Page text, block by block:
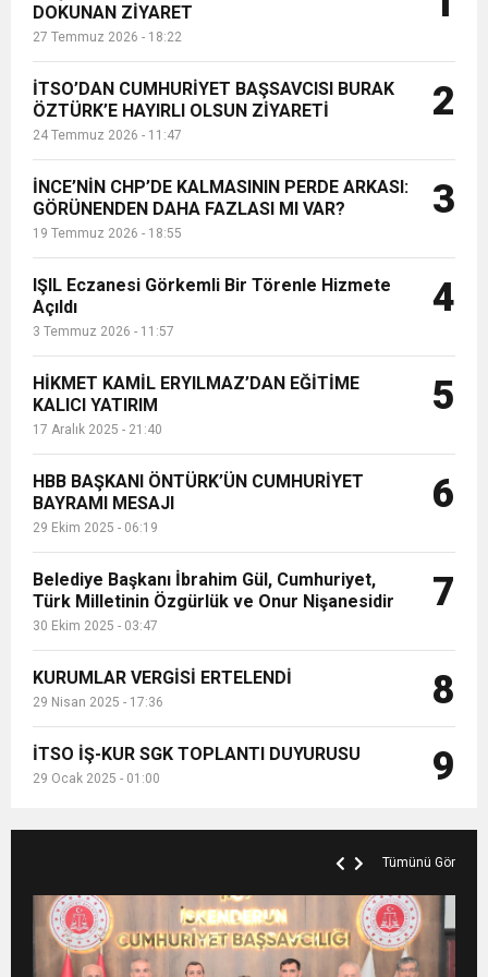
ve Onur Nişanesidir
6:19 HBB BAŞKANI ÖNTÜRK’ÜN
CUMHURİYET BAYRAMI MESAJI
17:36 KURUMLAR VERGİSİ ERTELENDİ
1:00 İTSO İŞ-KUR SGK TOPLANTI
21:40 CEYLANDERE’DE BAŞKAN EMRAH
18:22
GÖNÜLLERE DOKUNAN ZİYARET
DOKUNAN ZİYARET
27 Temmuz 2026 - 18:22
İTSO’DAN CUMHURİYET BAŞSAVCISI BURAK
ÖZTÜRK’E HAYIRLI OLSUN ZİYARETİ
24 Temmuz 2026 - 11:47
2
İNCE’NİN CHP’DE KALMASININ PERDE ARKASI:
GÖRÜNENDEN DAHA FAZLASI MI VAR?
19 Temmuz 2026 - 18:55
3
IŞIL Eczanesi Görkemli Bir Törenle Hizmete
Açıldı
3 Temmuz 2026 - 11:57
4
HİKMET KAMİL ERYILMAZ’DAN EĞİTİME
KALICI YATIRIM
17 Aralık 2025 - 21:40
5
HBB BAŞKANI ÖNTÜRK’ÜN CUMHURİYET
BAYRAMI MESAJI
29 Ekim 2025 - 06:19
6
Belediye Başkanı İbrahim Gül, Cumhuriyet,
Türk Milletinin Özgürlük ve Onur Nişanesidir
30 Ekim 2025 - 03:47
7
KURUMLAR VERGİSİ ERTELENDİ
29 Nisan 2025 - 17:36 8
İTSO İŞ-KUR SGK TOPLANTI DUYURUSU
29 Ocak 2025 - 01:00 9
Tümünü Gör